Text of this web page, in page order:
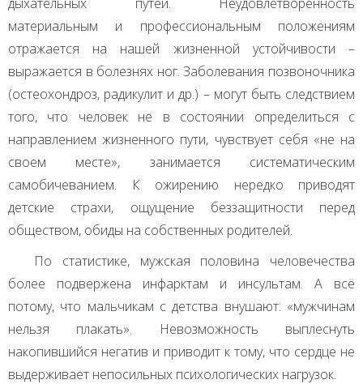
материальным и профессиональным положениям
отражается на нашей жизненной устойчивости –
выражается в болезнях ног. Заболевания позвоночника
(остеохондроз, радикулит и др.) – могут быть следствием
того, что человек не в состоянии определиться с
направлением жизненного пути, чувствует себя «не на
своем месте», занимается систематическим
самобичеванием. К ожирению нередко приводят
детские страхи, ощущение беззащитности перед
обществом, обиды на собственных родителей.
По статистике, мужская половина человечества
более подвержена инфарктам и инсультам. А всё
потому, что мальчикам с детства внушают: «мужчинам
нельзя плакать». Невозможность выплеснуть
накопившийся негатив и приводит к тому, что сердце не
выдерживает непосильных психологических нагрузок.